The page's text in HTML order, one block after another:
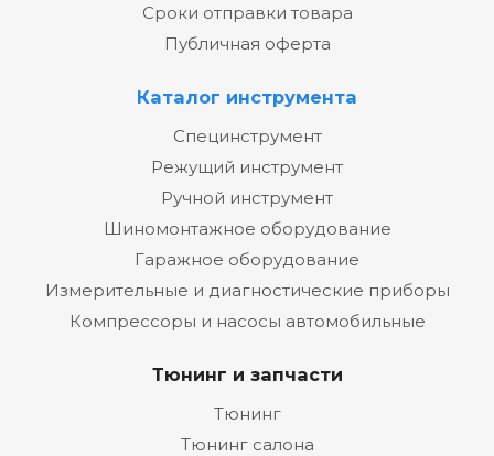
Сроки отправки товара
Публичная оферта
Каталог инструмента
Специнструмент
Режущий инструмент
Ручной инструмент
Шиномонтажное оборудование
Гаражное оборудование
Измерительные и диагностические приборы
Компрессоры и насосы автомобильные
Тюнинг и запчасти
Тюнинг
Тюнинг салона